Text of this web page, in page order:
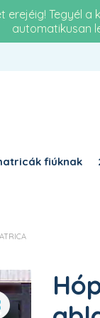
Tegyél
automatikusan
fiúknak